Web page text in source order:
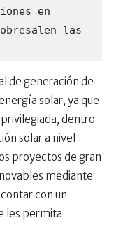
en
las
de generación de
solar, ya que
dentro
solar a nivel
proyectos de gran
mediante
con un
les permita